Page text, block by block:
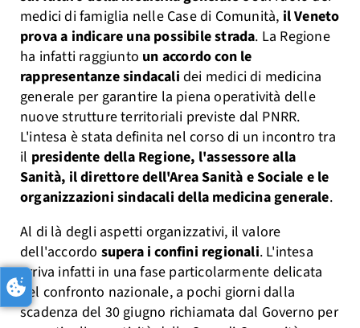
medici di famiglia nelle Case di Comunità, il Veneto
prova a indicare una possibile strada. La Regione
ha infatti raggiunto un accordo con le
rappresentanze sindacali dei medici di medicina
generale per garantire la piena operatività delle
nuove strutture territoriali previste dal PNRR.
L'intesa è stata definita nel corso di un incontro tra
il presidente della Regione, l'assessore alla
Sanità, il direttore dell'Area Sanità e Sociale e le
organizzazioni sindacali della medicina generale.
Al di là degli aspetti organizzativi, il valore
dell'accordo supera i confini regionali. L'intesa
arriva infatti in una fase particolarmente delicata
del confronto nazionale, a pochi giorni dalla
scadenza del 30 giugno richiamata dal Governo per